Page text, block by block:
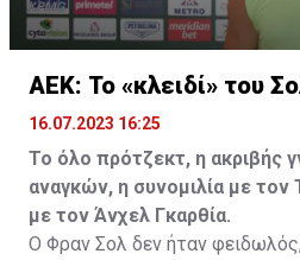
ΑΕΚ: Το «κλειδί» του
16.07.2023 16:25
Το όλο πρότζεκτ, η ακριβής
αναγκών, η συνομιλία με τον
με τον Άνχελ Γκαρθία.
Ο Φραν Σολ δεν ήταν